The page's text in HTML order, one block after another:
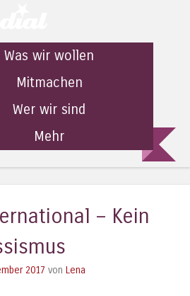
Was wir wollen
Mitmachen
Wer wir sind
Mehr
– Kein
2017 von Lena